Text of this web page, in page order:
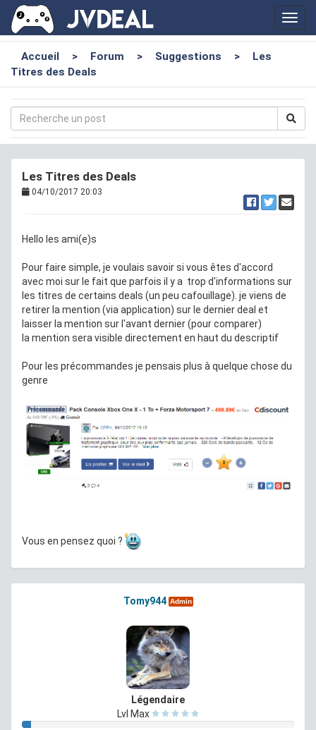
Accueil > Forum > Suggestions >
Les
Titres des Deals
Les Titres des Deals
04/10/2017 20:03
Hello les ami(e)s
Pour faire simple, je voulais savoir si vous êtes d'accord
avec moi sur le fait que parfois il y a trop d'informations sur
les titres de certains deals (un peu cafouillage). je viens de
retirer la mention (via application) sur le dernier deal et
laisser la mention sur l'avant dernier (pour comparer)
la mention sera visible directement en haut du descriptif
Pour les précommandes je pensais plus à quelque chose du
genre
Vous en pensez quoi ?
Tomy944 Admin
Légendaire
Lvl Max